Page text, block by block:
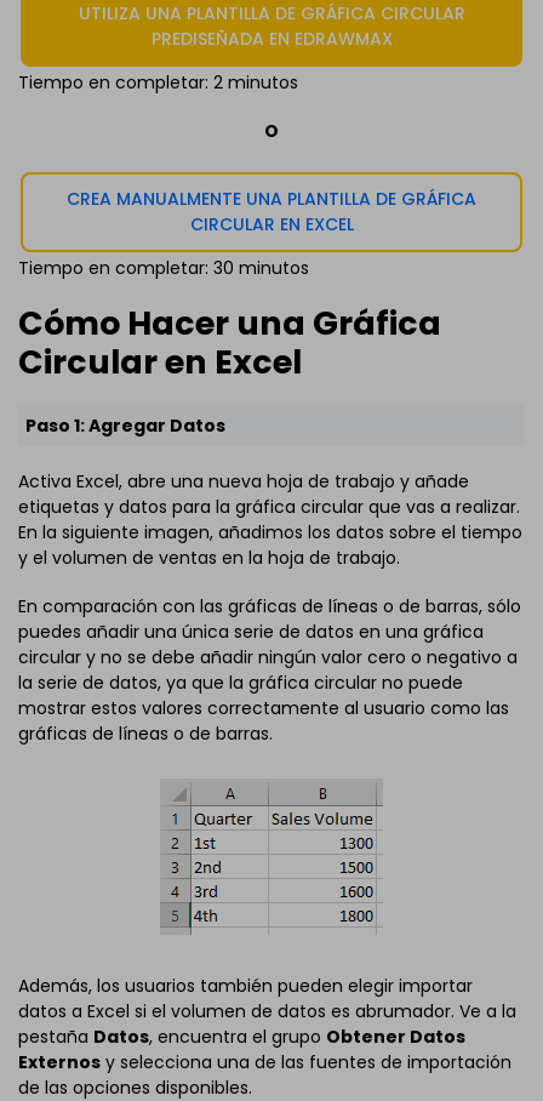
UTILIZA UNA PLANTILLA DE GRÁFICA CIRCULAR
PREDISEÑADA EN EDRAWMAX
Tiempo en completar: 2 minutos
O
CREA MANUALMENTE UNA PLANTILLA DE GRÁFICA
CIRCULAR EN EXCEL
Tiempo en completar: 30 minutos
Cómo Hacer una Gráfica
Circular en Excel
Paso 1: Agregar Datos
Activa Excel, abre una nueva hoja de trabajo y añade
etiquetas y datos para la gráfica circular que vas a realizar.
En la siguiente imagen, añadimos los datos sobre el tiempo
y el volumen de ventas en la hoja de trabajo.
En comparación con las gráficas de líneas o de barras, sólo
puedes añadir una única serie de datos en una gráfica
circular y no se debe añadir ningún valor cero o negativo a
la serie de datos, ya que la gráfica circular no puede
mostrar estos valores correctamente al usuario como las
gráficas de líneas o de barras.
Además, los usuarios también pueden elegir importar
datos a Excel si el volumen de datos es abrumador. Ve a la
pestaña Datos, encuentra el grupo Obtener Datos
Externos y selecciona una de las fuentes de importación
de las opciones disponibles.